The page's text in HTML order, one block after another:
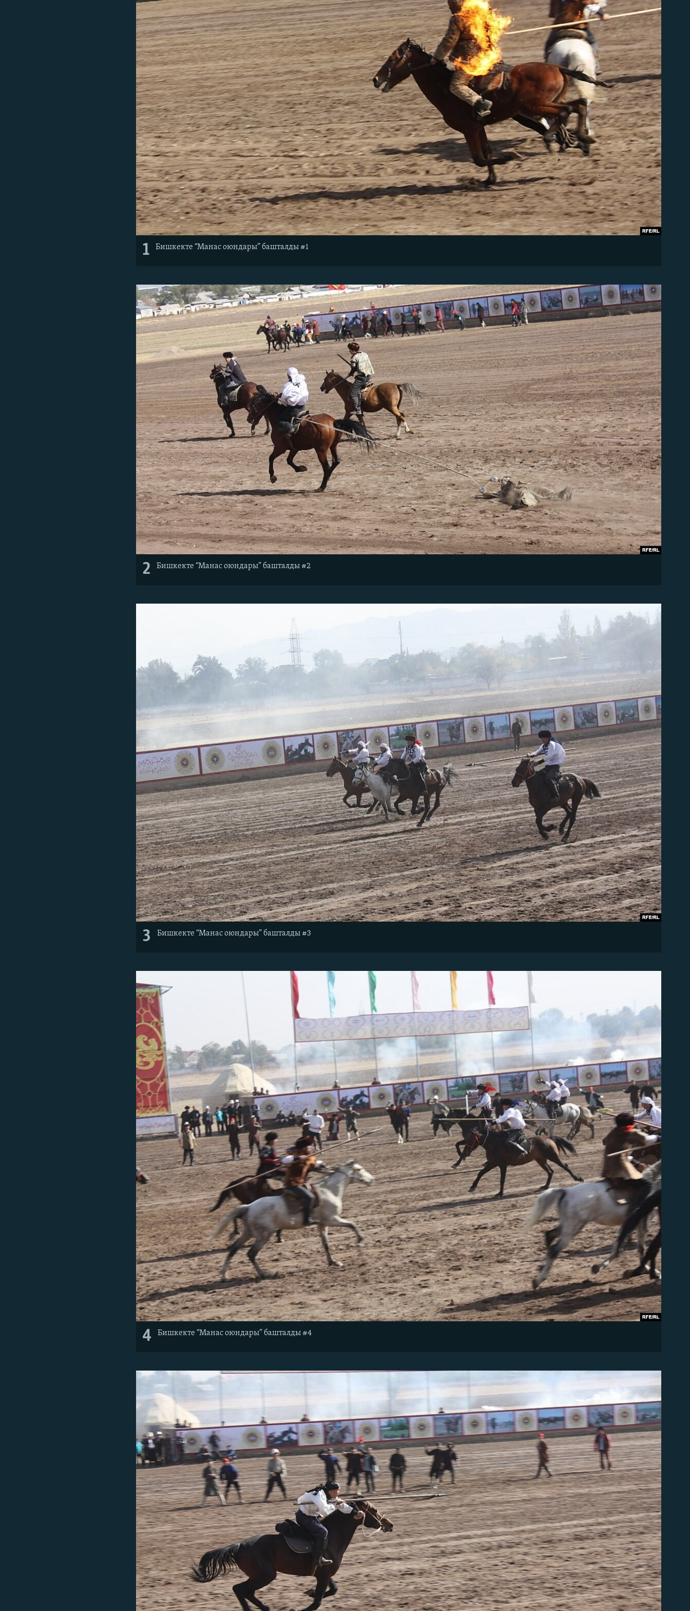
1 Бишкекте “Манас оюндары” башталды #1
2 Бишкекте “Манас оюндары” башталды #2
3 Бишкекте “Манас оюндары” башталды #3
4 Бишкекте “Манас оюндары” башталды #4